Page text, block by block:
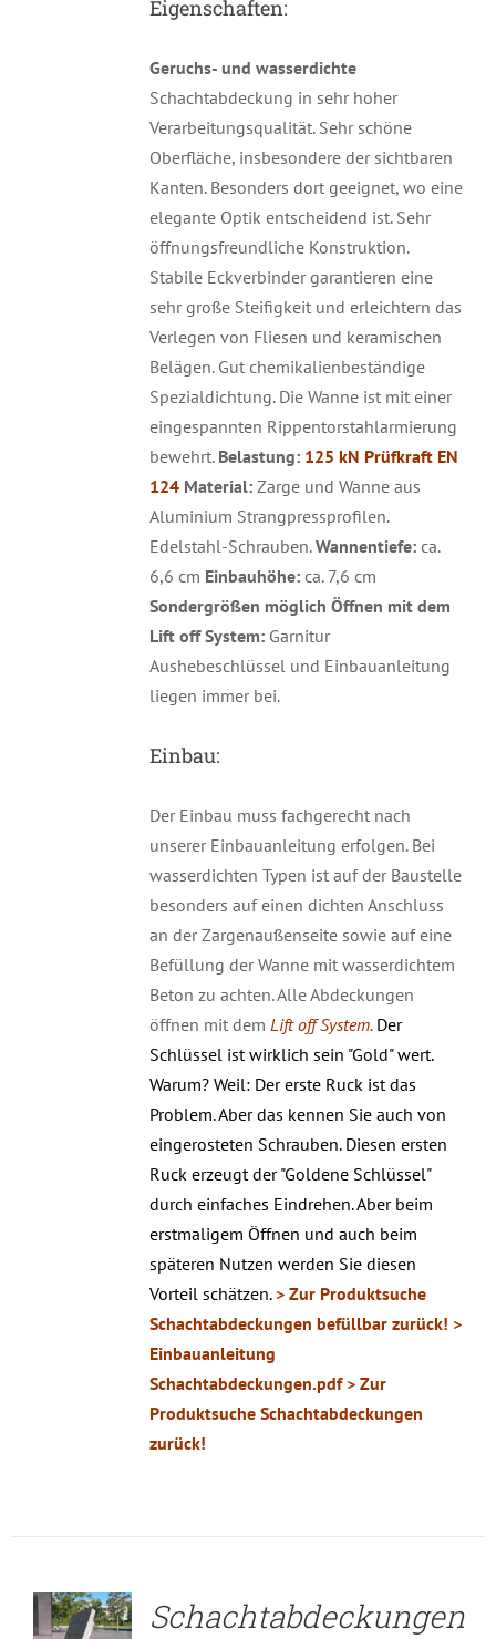
Eigenschaften:
Geruchs- und wasserdichte
Schachtabdeckung in sehr hoher
Verarbeitungsqualität. Sehr schöne
Oberfläche, insbesondere der sichtbaren
Kanten. Besonders dort geeignet, wo eine
elegante Optik entscheidend ist. Sehr
öffnungsfreundliche Konstruktion.
Stabile Eckverbinder garantieren eine
sehr große Steifigkeit und erleichtern das
Verlegen von Fliesen und keramischen
Belägen. Gut chemikalienbeständige
Spezialdichtung. Die Wanne ist mit einer
eingespannten Rippentorstahlarmierung
bewehrt. Belastung: 125 kN Prüfkraft EN
124 Material:Zarge und Wanne aus
Aluminium Strangpressprofilen.
Edelstahl-Schrauben.Wannentiefe:ca.
6,6 cm Einbauhöhe:ca. 7,6 cm
Sondergrößen möglich Öffnen mit dem
Lift off System:Garnitur
Aushebeschlüssel und Einbauanleitung
liegen immer bei.
Einbau:
Der Einbau muss fachgerecht nach
unserer Einbauanleitung erfolgen. Bei
wasserdichten Typen ist auf der Baustelle
besonders auf einen dichten Anschluss
an der Zargenaußenseite sowie auf eine
Befüllung der Wanne mit wasserdichtem
Beton zu achten. Alle Abdeckungen
öffnen mit dem Lift off System. Der
Schlüssel ist wirklich sein "Gold" wert.
Warum? Weil: Der erste Ruck ist das
Problem. Aber das kennen Sie auch von
eingerosteten Schrauben. Diesen ersten
Ruck erzeugt der "Goldene Schlüssel"
durch einfaches Eindrehen. Aber beim
erstmaligem Öffnen und auch beim
späteren Nutzen werden Sie diesen
Vorteil schätzen. > Zur Produktsuche
Schachtabdeckungen befüllbar zurück! >
Einbauanleitung
Schachtabdeckungen.pdf > Zur
Produktsuche Schachtabdeckungen
zurück!
Schachtabdeckungen